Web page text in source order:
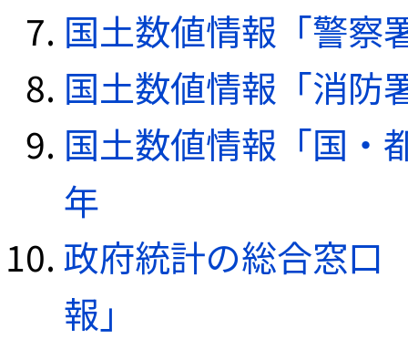
国土数値情報「警察
国土数値情報「消防
国土数値情報「国・
年
政府統計の総合窓口
報」